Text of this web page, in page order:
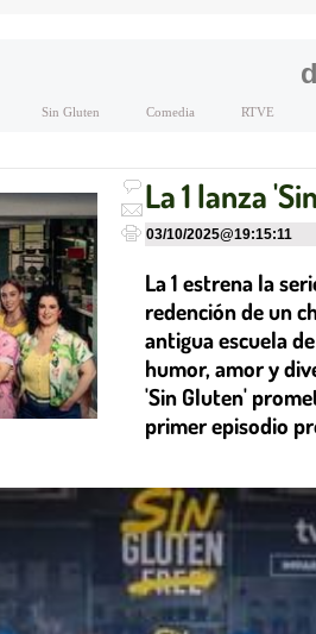
Sin Gluten Comedia RTVE
La 1 lanza
03/10/2025@19:15:11
La 1 estrena la
redención de un
antigua escuela
humor, amor y
'Sin Gluten'
primer episodio